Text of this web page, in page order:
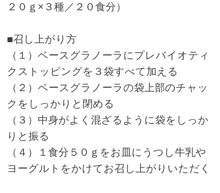
２０ｇ×３種／２０食分）
■召し上がり方
（１）ベースグラノーラにプレバイオティ
クストッピングを３袋すべて加える
（２）ベースグラノーラの袋上部のチャッ
クをしっかりと閉める
（３）中身がよく混ざるように袋をしっか
りと振る
（４）１食分５０ｇをお皿にうつし牛乳や
ヨーグルトをかけてお召し上がりいただく